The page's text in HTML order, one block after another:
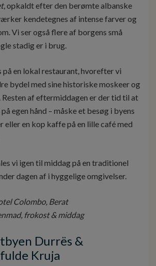
, opkaldt efter den berømte albanske
kendetegnes af intense farver og
Vi ser også flere af borgens små
stadig er i brug.
på en lokal restaurant, hvorefter vi
bydel med sine historiske moskeer og
af eftermiddagen er der tid til at
egen hånd – måske et besøg i byens
en kop kaffe på en lille café med
vi igen til middag på en traditionel
dagen af i hyggelige omgivelser.
Colombo, Berat
frokost & middag
Durrës &
Kruja